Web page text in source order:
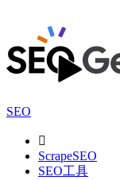
SEO

ScrapeSEO
SEO工具